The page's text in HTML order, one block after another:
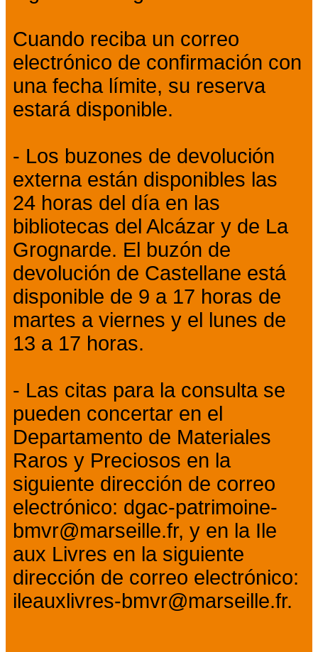
Cuando reciba un correo
electrónico de confirmación con
una fecha límite, su reserva
estará disponible.
- Los buzones de devolución
externa están disponibles las
24 horas del día en las
bibliotecas del Alcázar y de La
Grognarde. El buzón de
devolución de Castellane está
disponible de 9 a 17 horas de
martes a viernes y el lunes de
13 a 17 horas.
- Las citas para la consulta se
pueden concertar en el
Departamento de Materiales
Raros y Preciosos en la
siguiente dirección de correo
electrónico: dgac-patrimoine-
bmvr@marseille.fr, y en la Ile
aux Livres en la siguiente
dirección de correo electrónico:
ileauxlivres-bmvr@marseille.fr.